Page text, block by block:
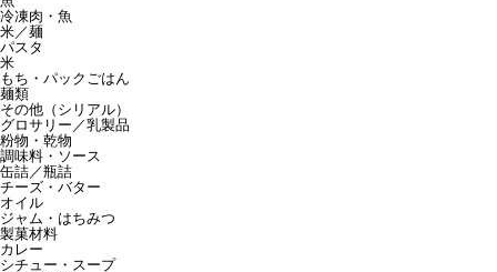
冷凍肉・魚
米／麺
パスタ
米
もち・パックごはん
麺類
その他（シリアル）
グロサリー／乳製品
粉物・乾物
調味料・ソース
缶詰／瓶詰
チーズ・バター
オイル
ジャム・はちみつ
製菓材料
カレー
シチュー・スープ